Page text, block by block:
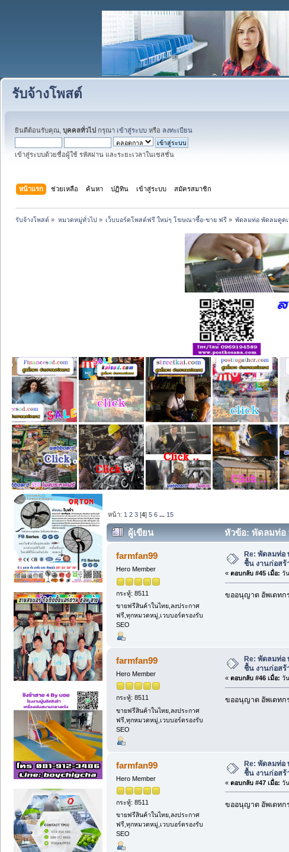
รับจ้างโพสต์
ยินดีต้อนรับคุณ, บุคคลทั่วไป กรุณา เข้าสู่ระบบ หรือ ลงทะเบียน
เข้าสู่ระบบด้วยชื่อผู้ใช้ รหัสผ่าน และระยะเวลาในเซสชั่น
หน้าแรก ช่วยเหลือ ค้นหา ปฏิทิน เข้าสู่ระบบ สมัครสมาชิก
รับจ้างโพสต์ » หมวดหมู่ทั่วไป» เว็บบอร์ดโพสต์ฟรี ใหม่ๆ โฆษณาซื้อ-ขาย ฟรี» พัดลมท่อ พัดลมดูดเ
หน้า: 1 2 3 [4]5 6 ... 15
ผู้เขียน หัวข้อ: พัดลมท่อ
farmfan99
Hero Member
กระทู้: 8511
ขายฟรีสินค้าในไทย,ลงประกาศ
ฟรี,ทุกหมวดหมู่,เวบบอร์ดรองรับ
SEO
Re: พัดลมท่อ
ชื้น งานก่อสร้
« ตอบกลับ #45 เมื่อ: วั
ขออนุญาต อัพเดทก
farmfan99
Hero Member
กระทู้: 8511
ขายฟรีสินค้าในไทย,ลงประกาศ
ฟรี,ทุกหมวดหมู่,เวบบอร์ดรองรับ
SEO
Re: พัดลมท่อ
ชื้น งานก่อสร้
« ตอบกลับ #46 เมื่อ: วั
ขออนุญาต อัพเดทก
farmfan99
Hero Member
กระทู้: 8511
ขายฟรีสินค้าในไทย,ลงประกาศ
ฟรี,ทุกหมวดหมู่,เวบบอร์ดรองรับ
SEO
Re: พัดลมท่อ
ชื้น งานก่อสร้
« ตอบกลับ #47 เมื่อ: วั
ขออนุญาต อัพเดทก